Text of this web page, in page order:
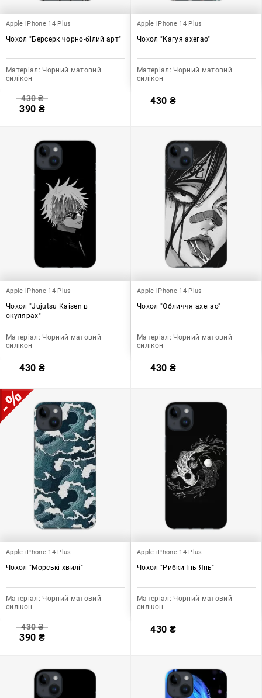
Apple iPhone 14 Plus
Чохол "Берсерк чорно-білий арт"
Матеріал: Чорний матовий
силікон
430₴
390 ₴
Apple iPhone 14 Plus
Чохол "Кагуя ахегао"
Матеріал: Чорний матовий
силікон
430 ₴
Apple iPhone 14 Plus
Чохол "Jujutsu Kaisen в
окулярах"
Матеріал: Чорний матовий
силікон
430 ₴
Apple iPhone 14 Plus
Чохол "Обличчя ахегао"
Матеріал: Чорний матовий
силікон
430 ₴
Apple iPhone 14 Plus
Чохол "Морські хвилі"
Матеріал: Чорний матовий
силікон
430₴
390 ₴
Apple iPhone 14 Plus
Чохол "Рибки Інь Янь"
Матеріал: Чорний матовий
силікон
430 ₴